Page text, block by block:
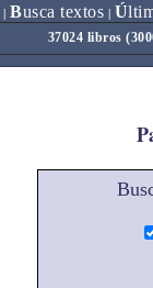
Busca textos Ú
37024 libros